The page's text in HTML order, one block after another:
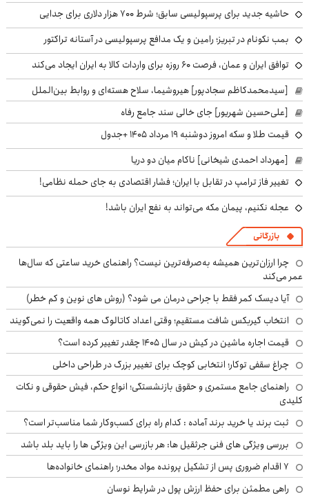
حاشیه جدید برای پرسپولیسی سابق؛ شرط ۷۰۰ هزار دلاری برای جدایی
بمب نکونام در تبریز؛ رامین و یک مدافع پرسپولیسی در آستانه تراکتور
توافق ایران و عمان، فرصت ۶۰ روزه برای واردات کالا به ایران ایجاد می‌کند
[سیدمحمدکاظم سجادپور] هیروشیما، سلاح هسته‌ای و روابط بین‌الملل
[علی‌حسین شهریور] جای خالی سند جامع رفاه
قیمت طلا و سکه امروز دوشنبه ۱۹ مرداد ۱۴۰۵ +جدول
[مهرداد احمدی شیخانی] ناکام میان دو دریا
تغییر فاز ترامپ در تقابل با ایران؛ فشار اقتصادی به جای حمله نظامی!
عجله نکنیم، پیمان مکه می‌تواند به نفع ایران باشد!
بازرگانی
چرا ارزان‌ترین همیشه به‌صرفه‌ترین نیست؟ راهنمای خرید ساعتی که سال‌ها
عمر می‌کند
آیا دیسک کمر فقط با جراحی درمان می شود؟ (روش های نوین و کم خطر)
انتخاب گیربکس شافت مستقیم؛ وقتی اعداد کاتالوگ همه واقعیت را نمی‌گویند
قیمت اجاره ماشین در کیش در سال ۱۴۰۵ چقدر تغییر کرده است؟
چراغ سقفی توکار؛ انتخابی کوچک برای تغییر بزرگ در طراحی داخلی
راهنمای جامع مستمری و حقوق بازنشستگی؛ انواع حکم، فیش حقوقی و نکات
کلیدی
ثبت برند یا خرید برند آماده : کدام راه برای کسب‌وکار شما مناسب‌تر است؟
بررسی ویژگی های فنی جرثقیل ها: هر بازرسی این ویژگی ها را باید بلد باشد
۷ اقدام ضروری پس از تشکیل پرونده مواد مخدر؛ راهنمای خانواده‌ها
راهی مطمئن برای حفظ ارزش پول در شرایط نوسان